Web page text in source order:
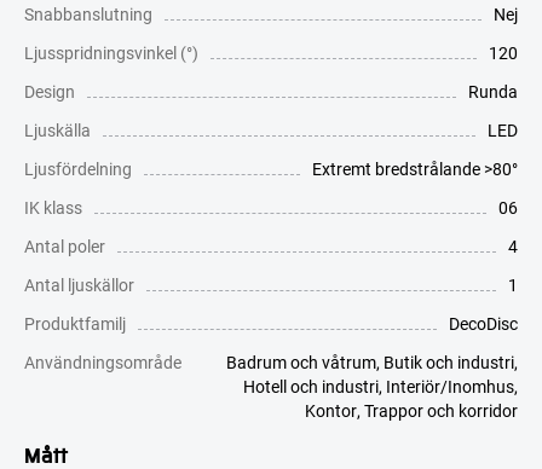
Snabbanslutning
Nej
Ljusspridningsvinkel (°)
120
Design
Runda
Ljuskälla
LED
Ljusfördelning
Extremt bredstrålande >80°
IK klass
06
Antal poler
4
Antal ljuskällor
1
Produktfamilj
DecoDisc
Användningsområde
Badrum och våtrum, Butik och industri,
Hotell och industri, Interiör/Inomhus,
Kontor, Trappor och korridor
Mått